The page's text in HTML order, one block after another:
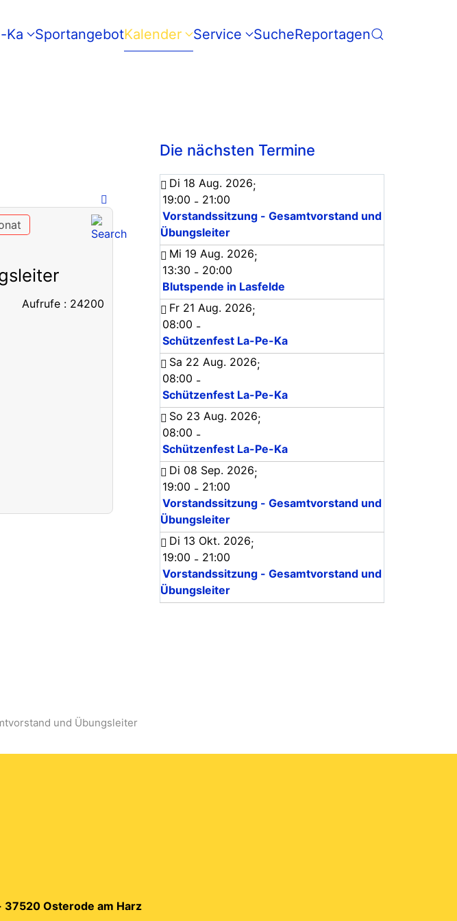
Ka SportangebotKalender Service SucheReportagen
Aufrufe: 24200
Die nächsten Termine
Di 18 Aug. 2026;
19:00 - 21:00
Vorstandssitzung - Gesamtvorstand und
Übungsleiter
Mi 19 Aug. 2026;
13:30 - 20:00
Blutspende in Lasfelde
Fr 21 Aug. 2026;
08:00 -
Schützenfest La-Pe-Ka
Sa 22 Aug. 2026;
08:00 -
Schützenfest La-Pe-Ka
So 23 Aug. 2026;
08:00 -
Schützenfest La-Pe-Ka
Di 08 Sep. 2026;
19:00 - 21:00
Vorstandssitzung - Gesamtvorstand und
Übungsleiter
Di 13 Okt. 2026;
19:00 - 21:00
Vorstandssitzung - Gesamtvorstand und
Übungsleiter
und Übungsleiter
Osterode am Harz